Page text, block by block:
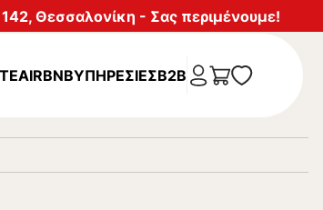
Θεσσαλονίκη - Σας περιμένουμε!
AIRBNBΥΠΗΡΕΣΊΕΣB2B